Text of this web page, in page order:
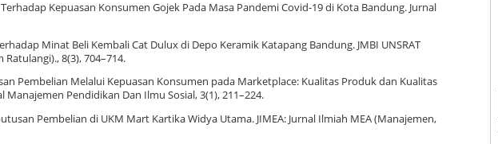
Kepuasan Konsumen Gojek Pada Masa Pandemi Covid-19 di Kota Bandung. Jurnal
Minat Beli Kembali Cat Dulux di Depo Keramik Katapang Bandung. JMBI UNSRAT
8(3), 704–714.
Pembelian Melalui Kepuasan Konsumen pada Marketplace: Kualitas Produk dan Kualitas
Pendidikan Dan Ilmu Sosial, 3(1), 211–224.
Pembelian di UKM Mart Kartika Widya Utama. JIMEA: Jurnal Ilmiah MEA (Manajemen,